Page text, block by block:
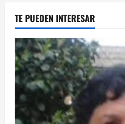
TE PUEDEN INTERESAR